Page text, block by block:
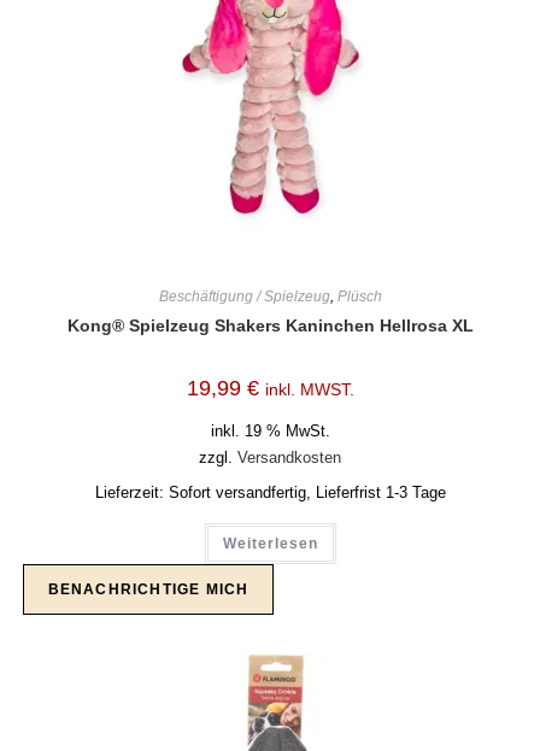
Beschäftigung / Spielzeug, Plüsch
Kong® Spielzeug Shakers Kaninchen Hellrosa XL
19,99 € inkl. MWST.
inkl. 19 % MwSt.
zzgl. Versandkosten
Lieferzeit: Sofort versandfertig, Lieferfrist 1-3 Tage
Weiterlesen